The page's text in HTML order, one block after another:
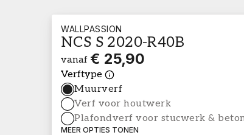
WALLPASSION
NCS S 2020-R40B
vanaf € 25,90
Verftype
Muurverf
Verf voor houtwerk
Plafondverf voor stucwerk &
MEER OPTIES TONEN